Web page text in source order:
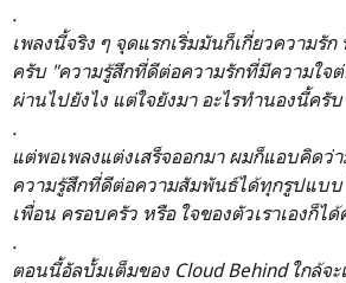
.
เพลงนี้จริง ๆ จุดแรกเริ่มมันก็เกี่ยวความรัก
ครับ "ความรู้สึกที่ดีต่อความรักที่มีความใจต่
ผ่านไปยังไง แต่ใจยังมา อะไรทำนองนี้ครับ
.
แต่พอเพลงแต่งเสร็จออกมา ผมก็แอบคิดว่
ความรู้สึกที่ดีต่อความสัมพันธ์ได้ทุกรูปแบบ
เพื่อน ครอบครัว หรือ ใจของตัวเราเองก็ไ
.
ตอนนี้อัลบั้มเต็มของ Cloud Behind ใกล้จ